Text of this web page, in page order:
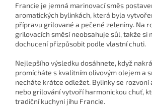
Francie je jemná marinovací směs
aromatických bylinkách, která byla
přípravu grilované a pečené zeleniny. Na
grilovacích směsí neobsahuje sůl, takže si
dochucení přizpůsobit podle vlastní chuti.
Nejlepšího výsledku dosáhnete, když
promícháte s kvalitním olivovým olejem a
necháte krátce odležet. Bylinky se rozvoní
nebo grilování vytvoří harmonickou chuť,
tradiční kuchyni jihu Francie.